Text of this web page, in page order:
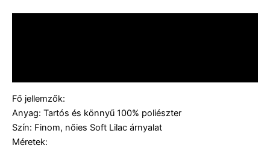
Fő jellemzők:
Anyag: Tartós és könnyű 100% poliészter
Szín: Finom, nőies Soft Lilac árnyalat
Méretek: